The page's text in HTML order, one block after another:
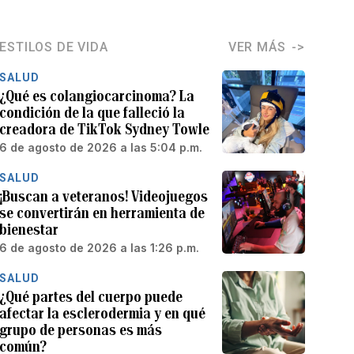
ESTILOS DE VIDA VER MÁS
SALUD
¿Qué es colangiocarcinoma? La
condición de la que falleció la
creadora de TikTok Sydney Towle
6 de agosto de 2026 a las 5:04 p.m.
SALUD
¡Buscan a veteranos! Videojuegos
se convertirán en herramienta de
bienestar
6 de agosto de 2026 a las 1:26 p.m.
SALUD
¿Qué partes del cuerpo puede
afectar la esclerodermia y en qué
grupo de personas es más
común?